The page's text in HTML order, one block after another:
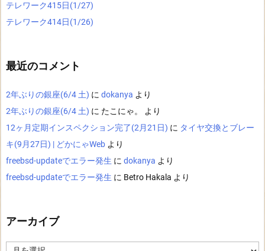
テレワーク415日(1/27)
テレワーク414日(1/26)
最近のコメント
2年ぶりの銀座(6/4 土) に dokanya より
2年ぶりの銀座(6/4 土) に たこにゃ。
より
12ヶ月定期インスペクション完了(2月21日) に タイヤ交換とブレー
キ(9月27日) | どかにゃWeb より
freebsd-updateでエラー発生 に dokanya より
freebsd-updateでエラー発生 に Betro Hakala より
アーカイブ